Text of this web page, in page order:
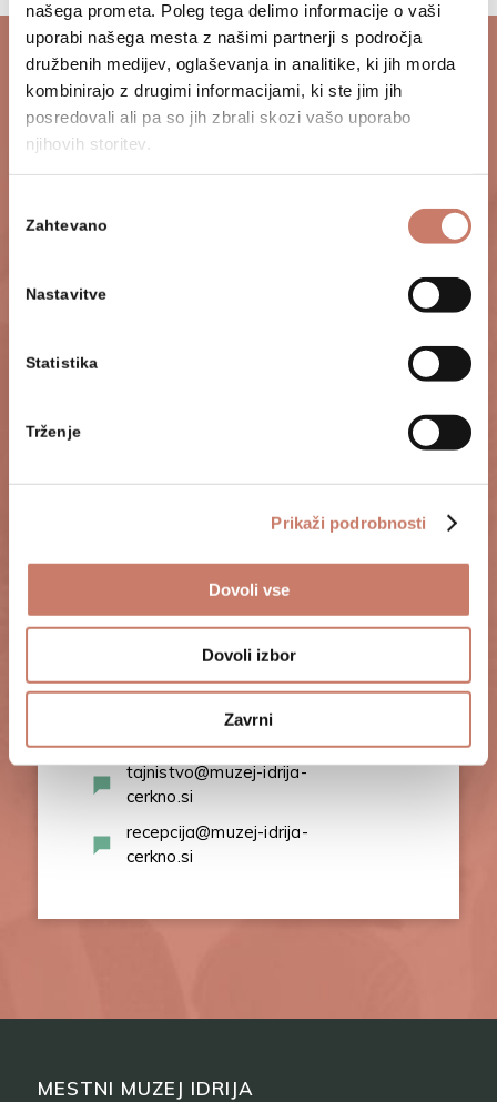
našega prometa. Poleg tega delimo informacije o vaši
uporabi našega mesta z našimi partnerji s področja
družbenih medijev, oglaševanja in analitike, ki jih morda
kombinirajo z drugimi informacijami, ki ste jim jih
posredovali ali pa so jih zbrali skozi vašo uporabo
njihovih storitev.
soglasja
Zahtevano
Nastavitve
Statistika
Trženje
Prikaži podrobnosti
Dovoli vse
Dovoli izbor
Zavrni
Najava obiska
Priporočamo, da se o najustreznejši obliki
kakovostno izvedbo programa, kar bo v
najavi opozorite na posebne želje glede
bomo odgovorili na vsa vaša dodatna
+386 (0)5 37 266 00
PIŠITE NAM
tajnistvo@muzej-idrija-
cerkno.si
recepcija@muzej-idrija-
cerkno.si
MESTNI MUZEJ IDRIJA